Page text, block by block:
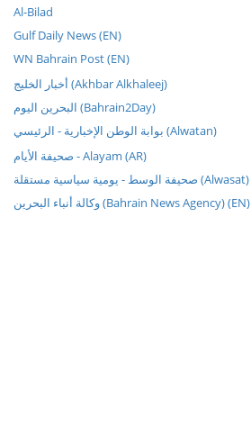
Al-Bilad
Gulf Daily News (EN)
WN Bahrain Post (EN)
أخبار الخليج (Akhbar Alkhaleej)
البحرين اليوم (Bahrain2Day)
بوابة الوطن الإخبارية - الرئيسي (Alwatan)
صحيفة الأيام - Alayam (AR)
صحيفة الوسط - يومية سياسية مستقلة (Alwasat)
وكالة أنباء البحرين (Bahrain News Agency) (EN)